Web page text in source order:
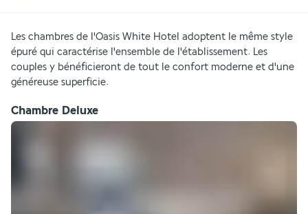
Les chambres de l'Oasis White Hotel adoptent le même style
épuré qui caractérise l'ensemble de l'établissement. Les
couples y bénéficieront de tout le confort moderne et d'une
généreuse superficie.
Chambre Deluxe